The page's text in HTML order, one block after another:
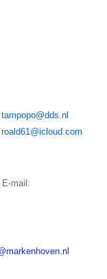
tampopo@dds.nl
roald61@icloud.com
E-mail: